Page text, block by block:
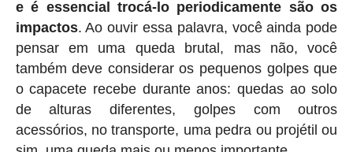
e é essencial trocá-lo periodicamente são os
impactos. Ao ouvir essa palavra, você ainda pode
pensar em uma queda brutal, mas não, você
também deve considerar os pequenos golpes que
o capacete recebe durante anos: quedas ao solo
de alturas diferentes, golpes com outros
acessórios, no transporte, uma pedra ou projétil ou